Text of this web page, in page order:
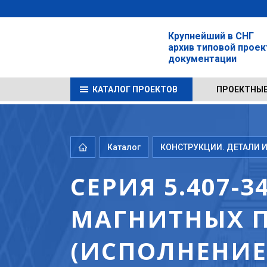
Крупнейший в СНГ
архив типовой
документации
КАТАЛОГ ПРОЕКТОВ
Каталог КОНСТРУКЦИИ. ДЕТАЛИ
СЕРИЯ 5.407-
МАГНИТНЫХ